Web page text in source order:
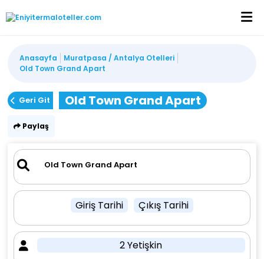
Anasayfa
Muratpasa / Antalya Otelleri
Old Town Grand Apart
Geri Git Old Town Grand Apart
Paylaş
Giriş Tarihi Çıkış Tarihi
2 Yetişkin